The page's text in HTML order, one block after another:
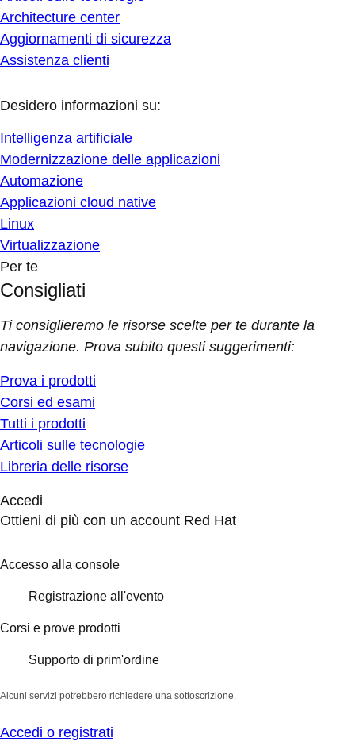
Architecture center
Aggiornamenti di sicurezza
Assistenza clienti
Desidero informazioni su:
Intelligenza artificiale
Modernizzazione delle applicazioni
Automazione
Applicazioni cloud native
Linux
Virtualizzazione
Per te
Consigliati
Ti consiglieremo le risorse scelte per te durante la
navigazione. Prova subito questi suggerimenti:
Prova i prodotti
Corsi ed esami
Tutti i prodotti
Articoli sulle tecnologie
Libreria delle risorse
Accedi
Ottieni di più con un account Red Hat
Accesso alla console
Registrazione all'evento
Corsi e prove prodotti
Supporto di prim'ordine
Alcuni servizi potrebbero richiedere una sottoscrizione.
Accedi o registrati